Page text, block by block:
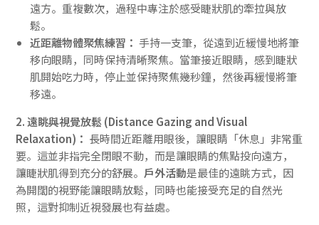
遠方。重複數次，過程中專注於感受睫狀肌的牽拉與放
鬆。
近距離物體聚焦練習： 手持一支筆，從遠到近緩慢地將筆
移向眼睛，同時保持清晰聚焦。當筆接近眼睛，感到睫狀
肌開始吃力時，停止並保持聚焦幾秒鐘，然後再緩慢將筆
移遠。
2. 遠眺與視覺放鬆 (Distance Gazing and Visual
Relaxation)： 長時間近距離用眼後，讓眼睛「休息」非常重
要。這並非指完全閉眼不動，而是讓眼睛的焦點投向遠方，
讓睫狀肌得到充分的舒展。 戶外活動是最佳的遠眺方式，因
為開闊的視野能讓眼睛放鬆，同時也能接受充足的自然光
照，這對抑制近視發展也有益處。